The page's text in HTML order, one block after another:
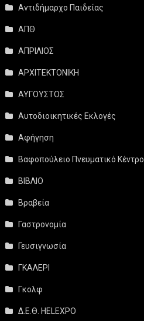
Αντιδήμαρχο Παιδείας
ΑΠΘ
ΑΠΡΙΛΙΟΣ
ΑΡΧΙΤΕΚΤΟΝΙΚΗ
ΑΥΓΟΥΣΤΟΣ
Αυτοδιοικητικές Εκλογές
Αφήγηση
Βαφοπούλειο Πνευματικό Κέντρο
ΒΙΒΛΙΟ
Βραβεία
Γαστρονομία
Γευσιγνωσία
ΓΚΑΛΕΡΙ
Γκολφ
Δ.Ε.Θ. HELEXPO